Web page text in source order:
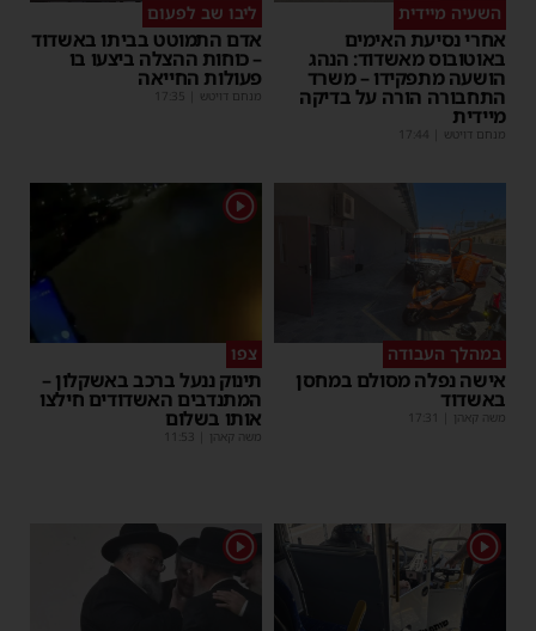
השעיה מיידית
אחרי נסיעת האימים
באוטובוס מאשדוד: הנהג
הושעה מתפקידו – משרד
התחבורה הורה על בדיקה
מיידית
מנחם דויטש 17:44
ליבו שב לפעום
אדם התמוטט בביתו באשדוד
– כוחות ההצלה ביצעו בו
פעולות החייאה
מנחם דויטש 17:35
במהלך העבודה
אישה נפלה מסולם במחסן
באשדוד
משה קאהן 17:31
1
צפו
תינוק ננעל ברכב באשקלון –
המתנדבים האשדודים חילצו
אותו בשלום
משה קאהן 11:53
1
1